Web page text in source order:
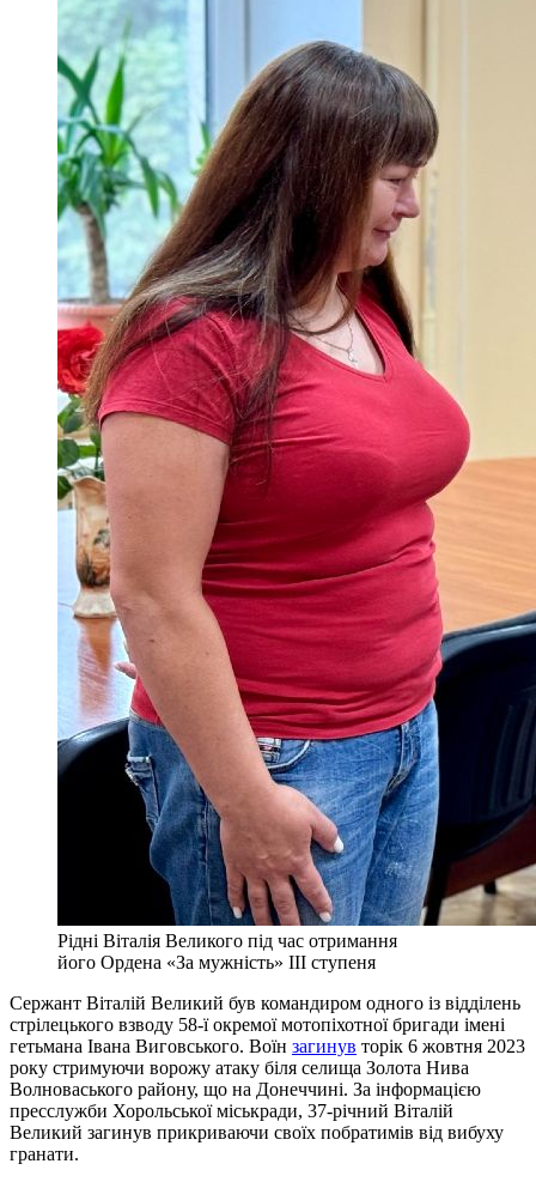
Рідні Віталія Великого під час отримання
його Ордена «За мужність» III ступеня
Сержант Віталій Великий був командиром одного із відділень
стрілецького взводу 58-ї окремої мотопіхотної бригади імені
гетьмана Івана Виговського. Воїн загинув торік 6 жовтня 2023
року стримуючи ворожу атаку біля селища Золота Нива
Волноваського району, що на Донеччині. За інформацією
пресслужби Хорольської міськради, 37-річний Віталій
Великий загинув прикриваючи своїх побратимів від вибуху
гранати.